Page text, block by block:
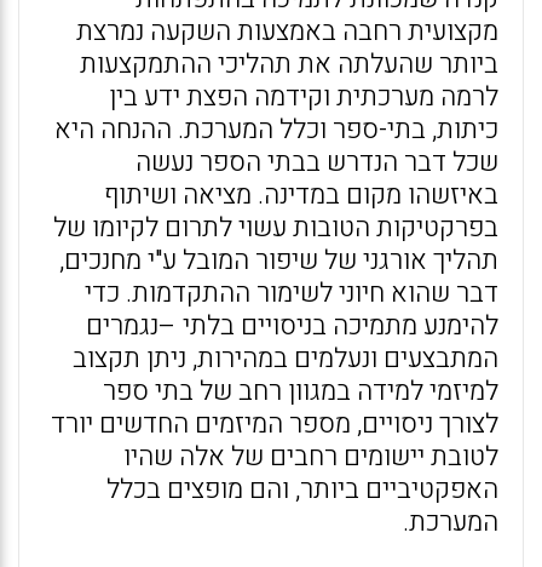
מקצועית רחבה באמצעות השקעה נמרצת
ביותר שהעלתה את תהליכי ההתמקצעות
לרמה מערכתית וקידמה הפצת ידע בין
כיתות, בתי-ספר וכלל המערכת. ההנחה היא
שכל דבר הנדרש בבתי הספר נעשה
באיזשהו מקום במדינה. מציאה ושיתוף
בפרקטיקות הטובות עשוי לתרום לקיומו של
תהליך אורגני של שיפור המובל ע"י מחנכים,
דבר שהוא חיוני לשימור ההתקדמות. כדי
להימנע מתמיכה בניסויים בלתי –נגמרים
המתבצעים ונעלמים במהירות, ניתן תקצוב
למיזמי למידה במגוון רחב של בתי ספר
לצורך ניסויים, מספר המיזמים החדשים יורד
לטובת יישומים רחבים של אלה שהיו
האפקטיביים ביותר, והם מופצים בכלל
המערכת.